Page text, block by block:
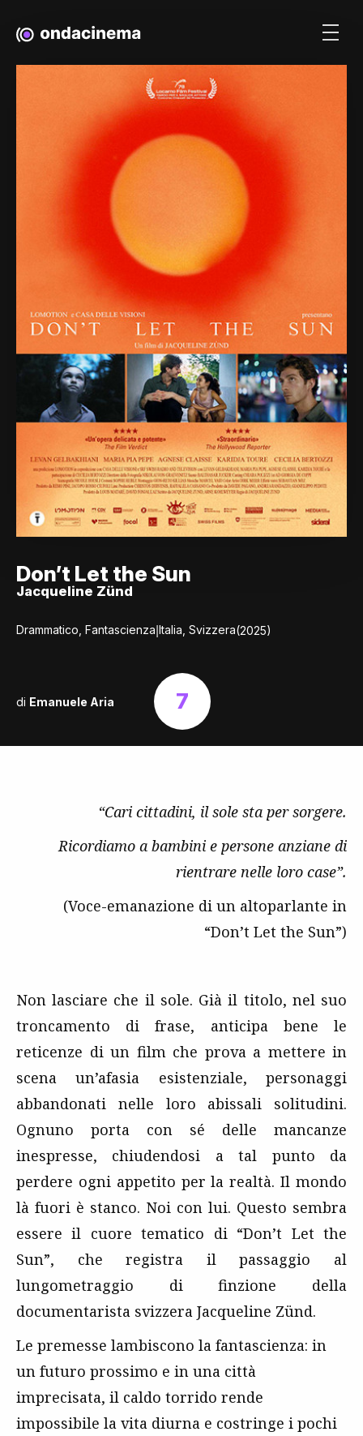
Don’t Let the Sun
Jacqueline Zünd
Drammatico, Fantascienza|Italia, Svizzera(2025)
di Emanuele Aria 7
“Cari cittadini, il sole sta per sorgere.
Ricordiamo a bambini e persone anziane di
rientrare nelle loro case”.
(Voce-emanazione di un altoparlante in
“Don’t Let the Sun”)
Non lasciare che il sole. Già il titolo, nel suo
troncamento di frase, anticipa bene le
reticenze di un film che prova a mettere in
scena un’afasia esistenziale, personaggi
abbandonati nelle loro abissali solitudini.
Ognuno porta con sé delle mancanze
inespresse, chiudendosi a tal punto da
perdere ogni appetito per la realtà. Il mondo
là fuori è stanco. Noi con lui. Questo sembra
essere il cuore tematico di “Don’t Let the
Sun”, che registra il passaggio al
lungometraggio di finzione della
documentarista svizzera Jacqueline Zünd.
Le premesse lambiscono la fantascienza: in
un futuro prossimo e in una città
imprecisata, il caldo torrido rende
impossibile la vita diurna e costringe i pochi